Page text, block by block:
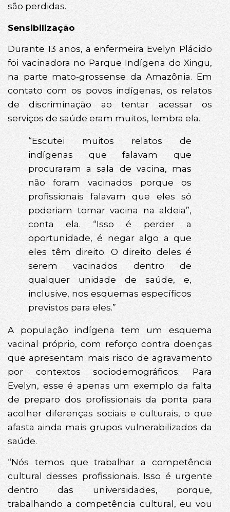
são perdidas.
Sensibilização
Durante 13 anos, a enfermeira Evelyn Plácido
foi vacinadora no Parque Indígena do Xingu,
na parte mato-grossense da Amazônia. Em
contato com os povos indígenas, os relatos
de discriminação ao tentar acessar os
serviços de saúde eram muitos, lembra ela.
“Escutei muitos relatos de
indígenas que falavam que
procuraram a sala de vacina, mas
não foram vacinados porque os
profissionais falavam que eles só
poderiam tomar vacina na aldeia”,
conta ela. “Isso é perder a
oportunidade, é negar algo a que
eles têm direito. O direito deles é
serem vacinados dentro de
qualquer unidade de saúde, e,
inclusive, nos esquemas específicos
previstos para eles.”
A população indígena tem um esquema
vacinal próprio, com reforço contra doenças
que apresentam mais risco de agravamento
por contextos sociodemográficos. Para
Evelyn, esse é apenas um exemplo da falta
de preparo dos profissionais da ponta para
acolher diferenças sociais e culturais, o que
afasta ainda mais grupos vulnerabilizados da
saúde.
“Nós temos que trabalhar a competência
cultural desses profissionais. Isso é urgente
dentro das universidades, porque,
trabalhando a competência cultural, eu vou